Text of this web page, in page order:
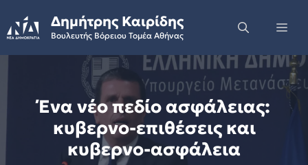
to
content
Δημήτρης Καιρίδης
Βουλευτής Βόρειου Τομέα Αθήνας
Ένα νέο πεδίο ασφάλειας:
κυβερνο-επιθέσεις και
κυβερνο-ασφάλεια